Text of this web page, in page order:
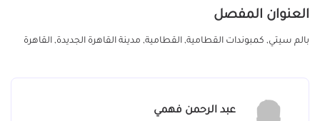
العنوان المفصل
بالم سيتي, كمبوندات القطامية, القطامية, مدينة القاهرة الجديدة, القاهرة
عبد الرحمن فهمي